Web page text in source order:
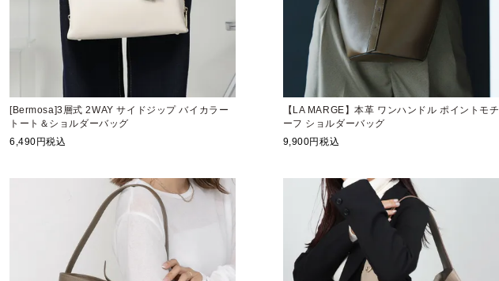
[Bermosa]3層式 2WAY サイドジップ バイカラー
トート＆ショルダーバッグ
6,490 税込
【LA MARGE】本革 ワンハンドル ポイントモチ
ーフ ショルダーバッグ
9,900 税込